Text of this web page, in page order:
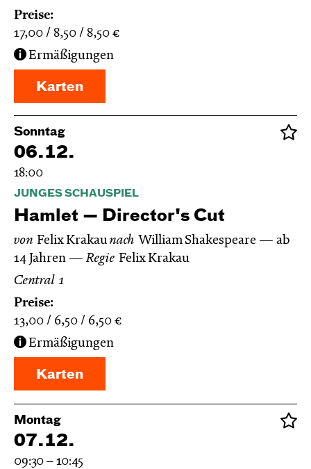
Preise:
17,00
8,50 8,50 €
Ermäßigungen
Karten
Sonntag
06.12.
18:00
JUNGES SCHAUSPIEL
Hamlet — Director's Cut
von Felix Krakaunach William Shakespeare
ab
14 Jahren
Regie Felix Krakau
Central 1
Preise:
13,00
6,50 6,50 €
Ermäßigungen
Karten
Montag
07.12.
09:30 – 10:45